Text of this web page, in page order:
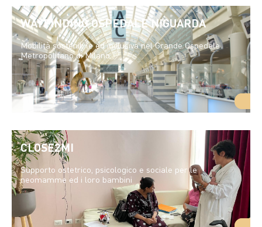
WAYFINDING OSPEDALE NIGUARDA
Mobilità sostenibile ed inclusiva nel Grande Ospedale
Metropolitano di Milano
CLOSE2MI
Supporto ostetrico, psicologico e sociale per le
neomamme ed i loro bambini